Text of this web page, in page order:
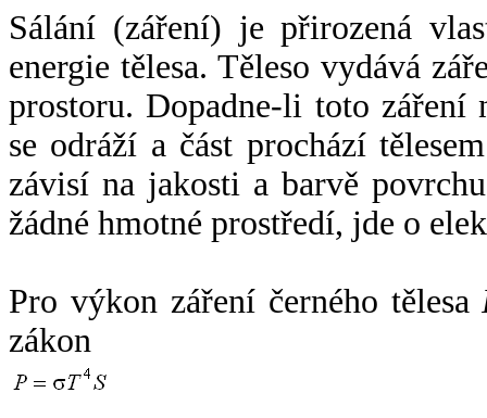
Sálání (záření) je přirozená
energie tělesa. Těleso vydává
prostoru. Dopadne-li toto záření
se odráží a část prochází
závisí na jakosti a barvě
žádné hmotné prostředí, jde o
Pro výkon záření černého tělesa
zákon